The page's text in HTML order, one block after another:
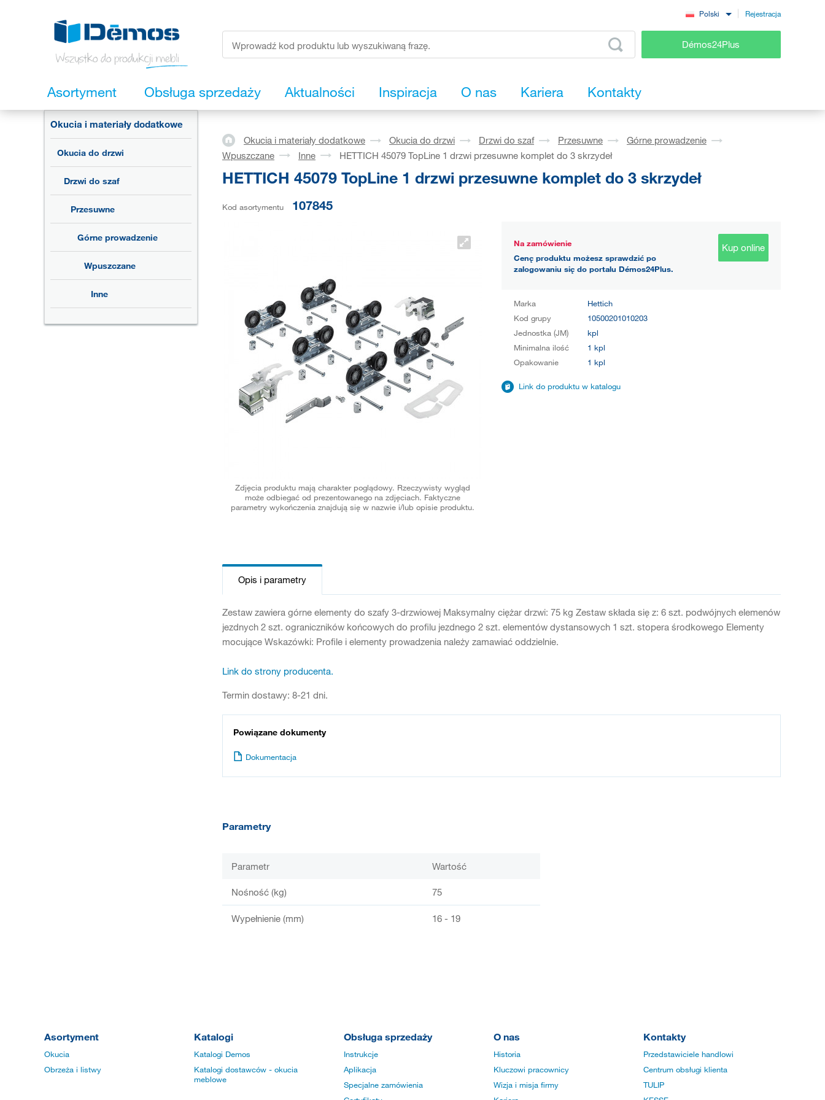
Polski Rejestracja
Démos24Plus
Asortyment Obsługa sprzedaży Aktualności Inspiracja O nas Kariera Kontakty
Okucia i materiały dodatkowe
Okucia do drzwi
Drzwi do szaf
Przesuwne
Górne prowadzenie
Wpuszczane
Inne
Okucia i materiały dodatkowe Okucia do drzwi Drzwi do szaf Przesuwne
Górne prowadzenie
Wpuszczane
Inne HETTICH 45079 TopLine 1 drzwi przesuwne komplet do 3 skrzydeł
HETTICH 45079 TopLine 1 drzwi przesuwne komplet do 3 skrzydeł
Kod asortymentu 107845
Zdjęcia produktu mają charakter poglądowy. Rzeczywisty wygląd
może odbiegać od prezentowanego na zdjęciach. Faktyczne
parametry wykończenia znajdują się w nazwie i/lub opisie produktu.
Na zamówienie
Cenę produktu możesz sprawdzić po
zalogowaniu się do portalu Démos24Plus.
Kup online
Marka
Hettich
Kod grupy
10500201010203
Jednostka (JM)
kpl
Minimalna ilość
1 kpl
Opakowanie
1 kpl
Link do produktu w katalogu
Opis i parametry
Zestaw zawiera górne elementy do szafy 3-drzwiowej Maksymalny ciężar drzwi: 75 kg Zestaw składa się z: 6 szt. podwójnych elemenów
jezdnych 2 szt. ograniczników końcowych do profilu jezdnego 2 szt. elementów dystansowych 1 szt. stopera środkowego Elementy
mocujące Wskazówki: Profile i elementy prowadzenia należy zamawiać oddzielnie.
Link do strony producenta.
Termin dostawy: 8-21 dni.
Powiązane dokumenty
Dokumentacja
Parametry
Parametr Wartość
Nośność (kg) 75
Wypełnienie (mm) 16 - 19
Asortyment
Okucia
Obrzeża i listwy
Katalogi
Katalogi Demos
Katalogi dostawców - okucia
meblowe
Obsługa sprzedaży
Instrukcje
Aplikacja
Specjalne zamówienia
O nas
Historia
Kluczowi pracownicy
Wizja i misja firmy
Kontakty
Przedstawiciele handlowi
Centrum obsługi klienta
TULIP